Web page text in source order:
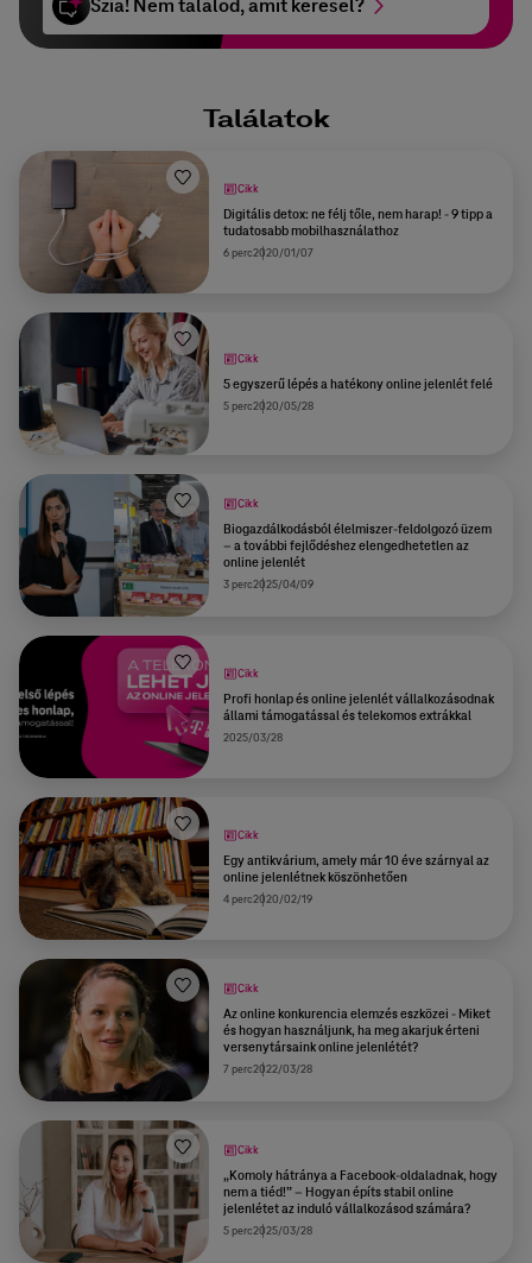
Szia! Nem találod, amit keresel?
Találatok
Cikk
Digitális detox: ne félj tőle, nem harap! - 9 tipp a
tudatosabb mobilhasználathoz
6 perc2020/01/07
Cikk
5 egyszerű lépés a hatékony online jelenlét felé
5 perc2020/05/28
Cikk
Biogazdálkodásból élelmiszer-feldolgozó üzem
– a további fejlődéshez elengedhetetlen az
online jelenlét
3 perc2025/04/09
Cikk
Profi honlap és online jelenlét vállalkozásodnak
állami támogatással és telekomos extrákkal
2025/03/28
Cikk
Egy antikvárium, amely már 10 éve szárnyal az
online jelenlétnek köszönhetően
4 perc2020/02/19
Cikk
Az online konkurencia elemzés eszközei - Miket
és hogyan használjunk, ha meg akarjuk érteni
versenytársaink online jelenlétét?
7 perc2022/03/28
Cikk
„Komoly hátránya a Facebook-oldaladnak, hogy
nem a tiéd!” – Hogyan építs stabil online
jelenlétet az induló vállalkozásod számára?
5 perc2025/03/28